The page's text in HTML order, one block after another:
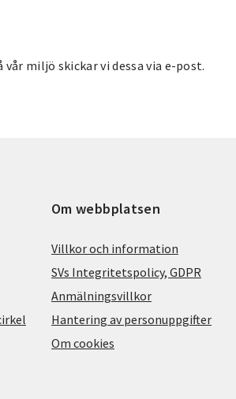
miljö skickar vi dessa via e-post.
Om webbplatsen
Villkor och information
SVs Integritetspolicy, GDPR
Anmälningsvillkor
Hantering av personuppgifter
Om cookies